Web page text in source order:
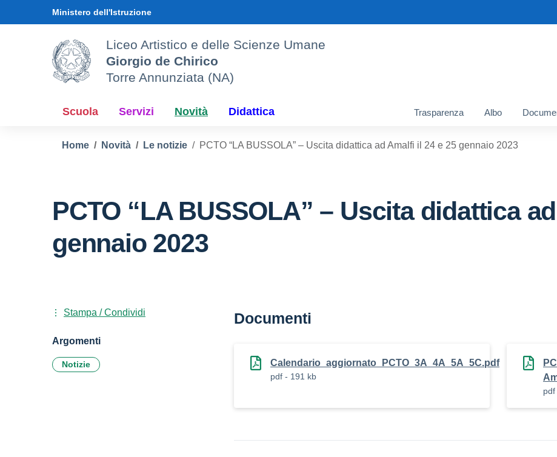
Ministero dell'Istruzione
Liceo Artistico e delle Scienze Umane
Giorgio de Chirico
Torre Annunziata (NA)
Scuola Servizi Novità Didattica Trasparenza Albo
Home Novità Le notizie PCTO “LA BUSSOLA” – Uscita didattica ad Amalfi il 24 e 25 gennaio 2023
PCTO “LA BUSSOLA” – Uscita didattica
gennaio 2023
Documenti
Calendario_aggiornato_PCTO_3A_4A_5A_5C.pdf
pdf - 191 kb
Stampa / Condividi
Argomenti
Notizie